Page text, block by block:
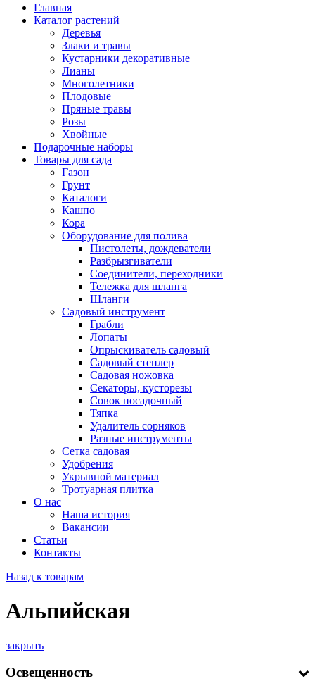
Главная
Каталог растений
Деревья
Злаки и травы
Кустарники декоративные
Лианы
Многолетники
Плодовые
Пряные травы
Розы
Хвойные
Подарочные наборы
Товары для сада
Газон
Грунт
Каталоги
Кашпо
Кора
Оборудование для полива
Пистолеты, дождеватели
Разбрызгиватели
Соединители, переходники
Тележка для шланга
Шланги
Садовый инструмент
Грабли
Лопаты
Опрыскиватель садовый
Садовый степлер
Садовая ножовка
Секаторы, кусторезы
Совок посадочный
Тяпка
Удалитель сорняков
Разные инструменты
Сетка садовая
Удобрения
Укрывной материал
Тротуарная плитка
О нас
Наша история
Вакансии
Статьи
Контакты
Назад к товарам
Альпийская
закрыть
Освещенность